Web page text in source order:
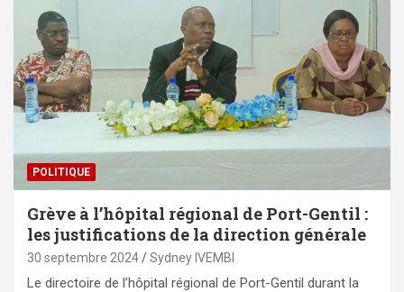
POLITIQUE
Grève à l’hôpital régional de Port-Gentil :
les justifications de la direction générale
30 septembre 2024 Sydney IVEMBI
Le directoire de l’hôpital régional de Port-Gentil durant la